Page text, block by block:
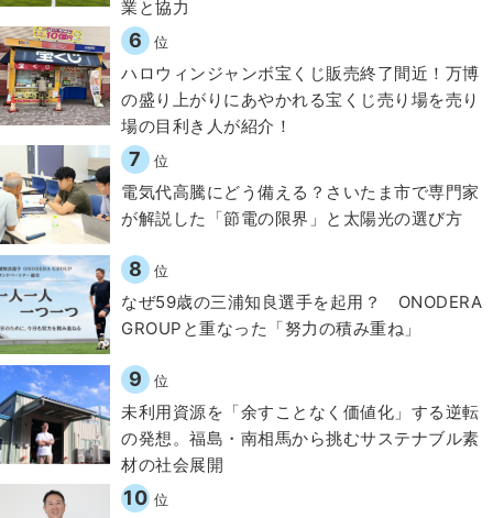
業と協力
6 位
ハロウィンジャンボ宝くじ販売終了間近！万博
の盛り上がりにあやかれる宝くじ売り場を売り
場の目利き人が紹介！
7 位
電気代高騰にどう備える？さいたま市で専門家
が解説した「節電の限界」と太陽光の選び方
8 位
なぜ59歳の三浦知良選手を起用？ ONODERA
GROUPと重なった「努力の積み重ね」
9 位
​​未利用資源を「余すことなく価値化」する逆転
の発想。福島・南相馬から挑むサステナブル素
材の社会展開​
10 位